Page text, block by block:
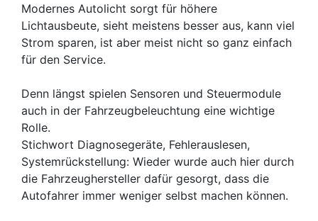
Modernes Autolicht sorgt für höhere
Lichtausbeute, sieht meistens besser aus, kann viel
Strom sparen, ist aber meist nicht so ganz einfach
für den Service.
Denn längst spielen Sensoren und Steuermodule
auch in der Fahrzeugbeleuchtung eine wichtige
Rolle.
Stichwort Diagnosegeräte, Fehlerauslesen,
Systemrückstellung: Wieder wurde auch hier durch
die Fahrzeughersteller dafür gesorgt, dass die
Autofahrer immer weniger selbst machen können.